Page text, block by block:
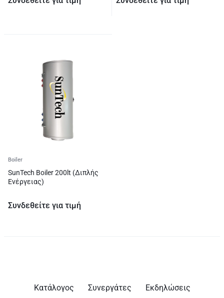
Boiler
SunTech Boiler 200lt (Διπλής
Ενέργειας)
Συνδεθείτε για τιμή
Κατάλογος Συνεργάτες Εκδηλώσεις